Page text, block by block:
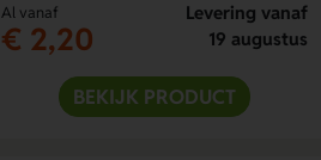
Al vanaf
€ 2,20
Levering vanaf
19 augustus
BEKIJK PRODUCT